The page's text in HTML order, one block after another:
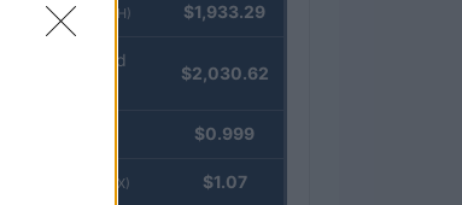
Ethereum (ETH) $1,933.29
kpk ETH Yield
$2,030.62
$0.999
(USDEX) $1.07